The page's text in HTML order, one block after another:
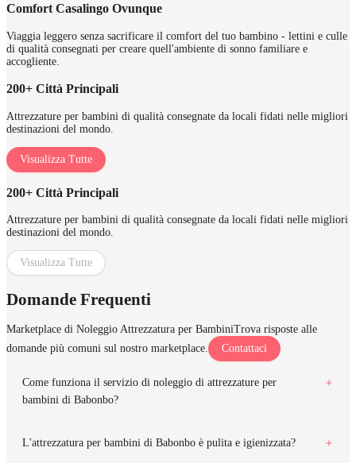
Comfort Casalingo Ovunque
Viaggia leggero senza sacrificare il comfort del tuo bambino - lettini e culle
di qualità consegnati per creare quell'ambiente di sonno familiare e
accogliente.
200+ Città Principali
Attrezzature per bambini di qualità consegnate da locali fidati nelle migliori
destinazioni del mondo.
Visualizza Tutte
200+ Città Principali
Attrezzature per bambini di qualità consegnate da locali fidati nelle migliori
destinazioni del mondo.
Visualizza Tutte
Domande Frequenti
Marketplace di Noleggio Attrezzatura per BambiniTrova risposte alle
domande più comuni sul nostro marketplace.
Contattaci
Come funziona il servizio di noleggio di attrezzature per
bambini di Babonbo?
L'attrezzatura per bambini di Babonbo è pulita e igienizzata?